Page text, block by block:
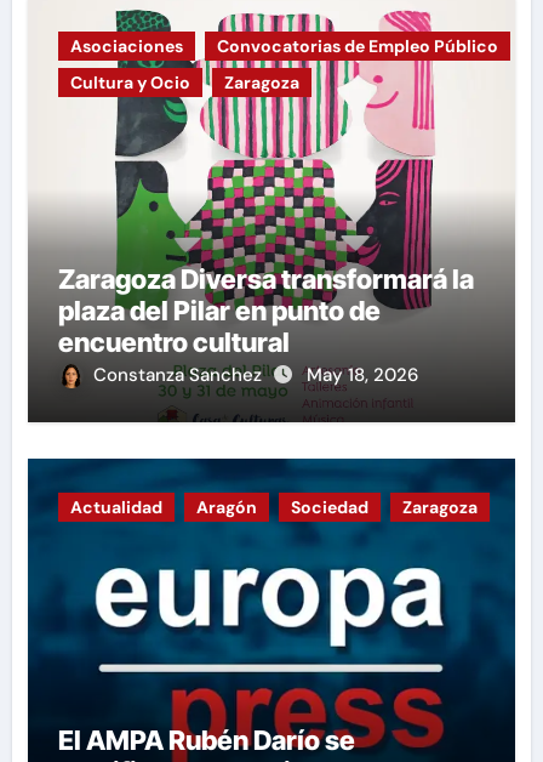
Asociaciones
Convocatorias de Empleo Público
Cultura y Ocio
Zaragoza
Zaragoza Diversa transformará la
plaza del Pilar en punto de
encuentro cultural
Constanza Sanchez May 18, 2026
Actualidad Aragón Sociedad Zaragoza
El AMPA Rubén Darío se